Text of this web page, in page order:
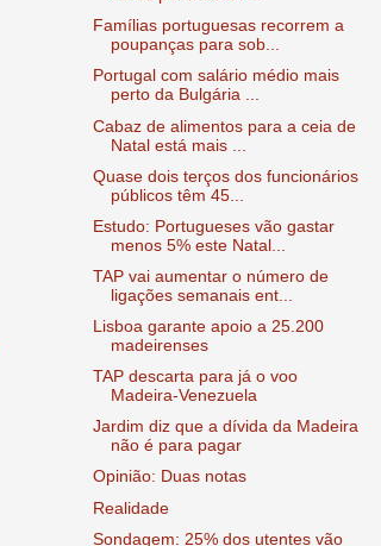
Famílias portuguesas recorrem a
poupanças para sob...
Portugal com salário médio mais
perto da Bulgária ...
Cabaz de alimentos para a ceia de
Natal está mais ...
Quase dois terços dos funcionários
públicos têm 45...
Estudo: Portugueses vão gastar
menos 5% este Natal...
TAP vai aumentar o número de
ligações semanais ent...
Lisboa garante apoio a 25.200
madeirenses
TAP descarta para já o voo
Madeira-Venezuela
Jardim diz que a dívida da Madeira
não é para pagar
Opinião: Duas notas
Realidade
Sondagem: 25% dos utentes vão